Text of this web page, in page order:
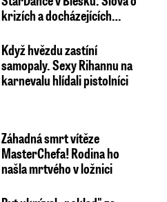
krizích a docházejících…
Když hvězdu zastíní
samopaly. Sexy Rihannu na
karnevalu hlídali pistolníci
Záhadná smrt vítěze
MasterChefa! Rodina ho
našla mrtvého v ložnici